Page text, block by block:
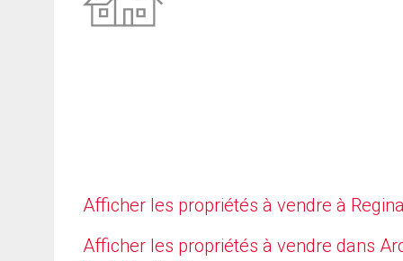
Afficher les propriétés à vendre à
Afficher les propriétés à vendre dans